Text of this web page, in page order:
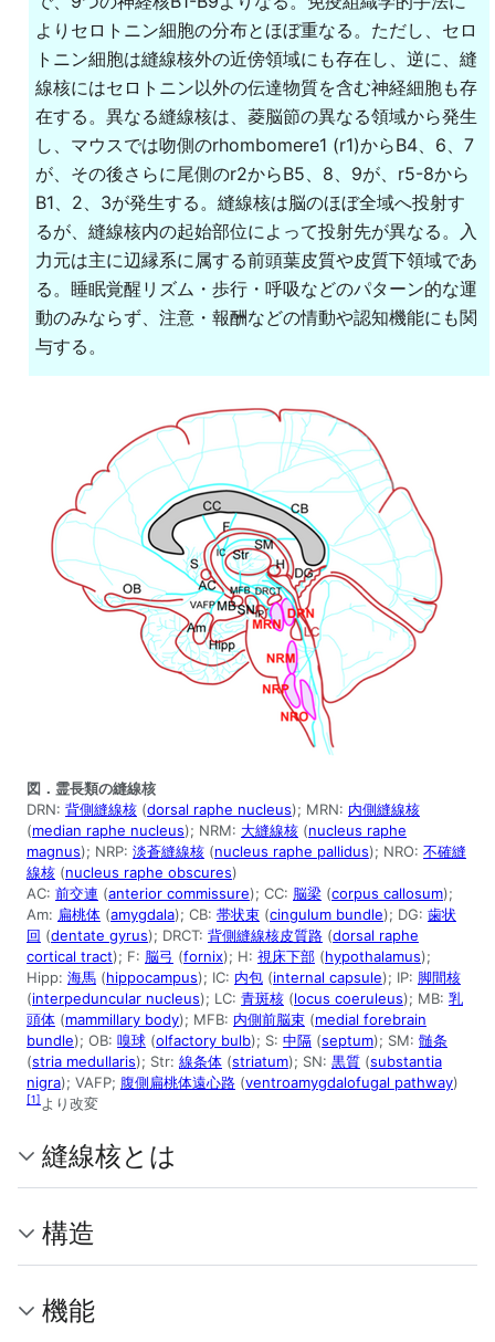
よりセロトニン細胞の分布とほぼ重なる。ただし、セロ
トニン細胞は縫線核外の近傍領域にも存在し、逆に、縫
線核にはセロトニン以外の伝達物質を含む神経細胞も存
在する。異なる縫線核は、菱脳節の異なる領域から発生
し、マウスでは吻側のrhombomere1 (r1)からB4、6、7
が、その後さらに尾側のr2からB5、8、9が、r5-8から
B1、2、3が発生する。縫線核は脳のほぼ全域へ投射す
るが、縫線核内の起始部位によって投射先が異なる。入
力元は主に辺縁系に属する前頭葉皮質や皮質下領域であ
る。睡眠覚醒リズム・歩行・呼吸などのパターン的な運
動のみならず、注意・報酬などの情動や認知機能にも関
与する。
図．霊長類の縫線核
DRN: 背側縫線核 (dorsal raphe nucleus); MRN: 内側縫線核
(median raphe nucleus); NRM: 大縫線核 (nucleus raphe
magnus); NRP: 淡蒼縫線核 (nucleus raphe pallidus); NRO: 不確縫
線核 (nucleus raphe obscures)
AC: 前交連 (anterior commissure); CC: 脳梁 (corpus callosum);
Am: 扁桃体 (amygdala); CB: 帯状束 (cingulum bundle); DG: 歯状
回 (dentate gyrus); DRCT: 背側縫線核皮質路 (dorsal raphe
cortical tract); F: 脳弓 (fornix); H: 視床下部 (hypothalamus);
Hipp: 海馬 (hippocampus); IC: 内包 (internal capsule); IP: 脚間核
(interpeduncular nucleus); LC: 青斑核 (locus coeruleus); MB: 乳
頭体 (mammillary body); MFB: 内側前脳束 (medial forebrain
bundle); OB: 嗅球 (olfactory bulb); S: 中隔 (septum); SM: 髄条
(stria medullaris); Str: 線条体 (striatum); SN: 黒質 (substantia
nigra); VAFP; 腹側扁桃体遠心路 (ventroamygdalofugal pathway)
[1] より改変
縫線核とは
構造
機能